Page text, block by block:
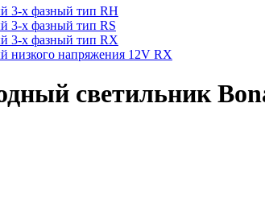
3-х фазный тип RH
3-х фазный тип RS
3-х фазный тип RX
низкого напряжения 12V RX
светильник